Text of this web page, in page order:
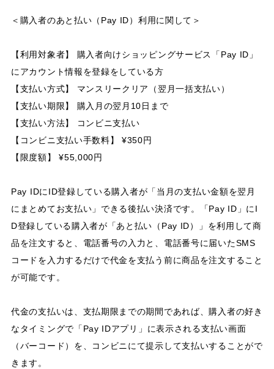
＜購入者のあと払い（Pay ID）利用に関して＞
【利用対象者】 購入者向けショッピングサービス「Pay ID」
にアカウント情報を登録をしている方
【支払い方式】 マンスリークリア（翌月一括支払い）
【支払い期限】 購入月の翌月10日まで
【支払い方法】 コンビニ支払い
【コンビニ支払い手数料】 ¥350円
【限度額】 ¥55,000円
Pay IDにID登録している購入者が「当月の支払い金額を翌月
にまとめてお支払い」できる後払い決済です。「Pay ID」にI
D登録している購入者が「あと払い（Pay ID）」を利用して商
品を注文すると、電話番号の入力と、電話番号に届いたSMS
コードを入力するだけで代金を支払う前に商品を注文すること
が可能です。
代金の支払いは、支払期限までの期間であれば、購入者の好き
なタイミングで「Pay IDアプリ」に表示される支払い画面
（バーコード）を、コンビニにて提示して支払いすることがで
きます。